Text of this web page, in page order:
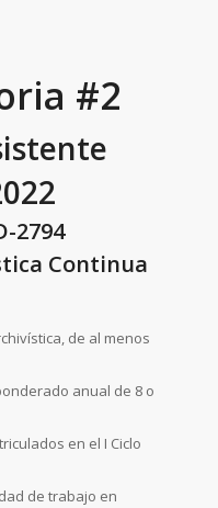
#2
2794
Continua
de al menos
anual de 8 o
en el I Ciclo
de trabajo en